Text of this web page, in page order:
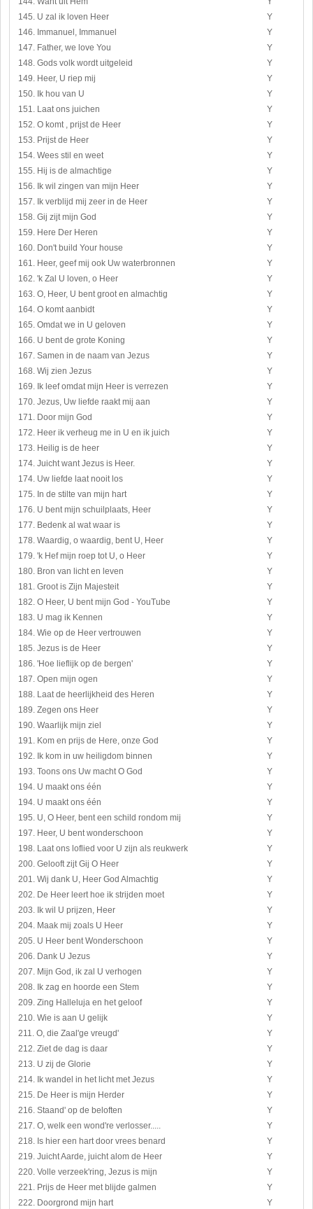
145. U zal ik loven Heer
Y
146. Immanuel, Immanuel
Y
147. Father, we love You
Y
148. Gods volk wordt uitgeleid
Y
149. Heer, U riep mij
Y
150. Ik hou van U
Y
151. Laat ons juichen
Y
152. O komt , prijst de Heer
Y
153. Prijst de Heer
Y
154. Wees stil en weet
Y
155. Hij is de almachtige
Y
156. Ik wil zingen van mijn Heer
Y
157. Ik verblijd mij zeer in de Heer
Y
158. Gij zijt mijn God
Y
159. Here Der Heren
Y
160. Don't build Your house
Y
161. Heer, geef mij ook Uw waterbronnen
Y
162. 'k Zal U loven, o Heer
Y
163. O, Heer, U bent groot en almachtig
Y
164. O komt aanbidt
Y
165. Omdat we in U geloven
Y
166. U bent de grote Koning
Y
167. Samen in de naam van Jezus
Y
168. Wij zien Jezus
Y
169. Ik leef omdat mijn Heer is verrezen
Y
170. Jezus, Uw liefde raakt mij aan
Y
171. Door mijn God
Y
172. Heer ik verheug me in U en ik juich
Y
173. Heilig is de heer
Y
174. Juicht want Jezus is Heer.
Y
174. Uw liefde laat nooit los
Y
175. In de stilte van mijn hart
Y
176. U bent mijn schuilplaats, Heer
Y
177. Bedenk al wat waar is
Y
178. Waardig, o waardig, bent U, Heer
Y
179. 'k Hef mijn roep tot U, o Heer
Y
180. Bron van licht en leven
Y
181. Groot is Zijn Majesteit
Y
182. O Heer, U bent mijn God - YouTube
Y
183. U mag ik Kennen
Y
184. Wie op de Heer vertrouwen
Y
185. Jezus is de Heer
Y
186. 'Hoe lieflijk op de bergen'
Y
187. Open mijn ogen
Y
188. Laat de heerlijkheid des Heren
Y
189. Zegen ons Heer
Y
190. Waarlijk mijn ziel
Y
191. Kom en prijs de Here, onze God
Y
192. Ik kom in uw heiligdom binnen
Y
193. Toons ons Uw macht O God
Y
194. U maakt ons één
Y
194. U maakt ons één
Y
195. U, O Heer, bent een schild rondom mij
Y
197. Heer, U bent wonderschoon
Y
198. Laat ons loflied voor U zijn als reukwerk
Y
200. Gelooft zijt Gij O Heer
Y
201. Wij dank U, Heer God Almachtig
Y
202. De Heer leert hoe ik strijden moet
Y
203. Ik wil U prijzen, Heer
Y
204. Maak mij zoals U Heer
Y
205. U Heer bent Wonderschoon
Y
206. Dank U Jezus
Y
207. Mijn God, ik zal U verhogen
Y
208. Ik zag en hoorde een Stem
Y
209. Zing Halleluja en het geloof
Y
210. Wie is aan U gelijk
Y
211. O, die Zaal'ge vreugd'
Y
212. Ziet de dag is daar
Y
213. U zij de Glorie
Y
214. Ik wandel in het licht met Jezus
Y
215. De Heer is mijn Herder
Y
216. Staand' op de beloften
Y
217. O, welk een wond're verlosser.....
Y
218. Is hier een hart door vrees benard
Y
219. Juicht Aarde, juicht alom de Heer
Y
220. Volle verzeek'ring, Jezus is mijn
Y
221. Prijs de Heer met blijde galmen
Y
222. Doorgrond mijn hart
Y